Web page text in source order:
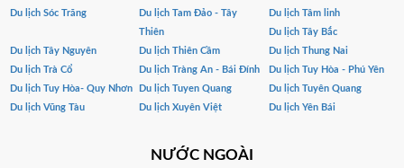
Du lịch Sóc Trăng
Du lịch Tam Đảo - Tây
Thiên
Du lịch Tâm linh
Du lịch Tây Bắc
Du lịch Tây Nguyên
Du lịch Thiên Cầm
Du lịch Thung Nai
Du lịch Trà Cổ
Du lịch Tràng An - Bái Đính
Du lịch Tuy Hòa - Phú Yên
Du lịch Tuy Hòa- Quy Nhơn
Du lịch Tuyen Quang
Du lịch Tuyên Quang
Du lịch Vũng Tàu
Du lịch Xuyên Việt Du lịch Yên Bái
NƯỚC NGOÀI